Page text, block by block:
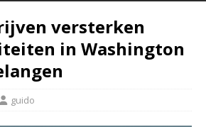
versterken
in Washington
guido